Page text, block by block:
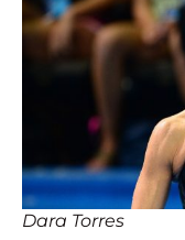
Dara Torres